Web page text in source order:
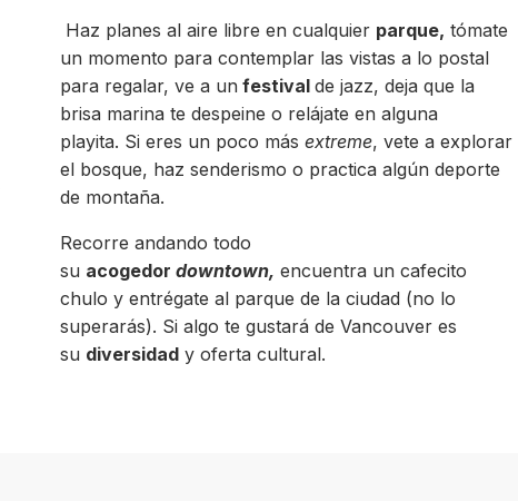
Haz planes al aire libre en cualquier parque, tómate
un momento para contemplar las vistas a lo postal
para regalar, ve a un festival de jazz, deja que la
brisa marina te despeine o relájate en alguna
playita. Si eres un poco más extreme, vete a explorar
el bosque, haz senderismo o practica algún deporte
de montaña.
Recorre andando todo
su acogedor downtown, encuentra un cafecito
chulo y entrégate al parque de la ciudad (no lo
superarás). Si algo te gustará de Vancouver es
su diversidady oferta cultural.